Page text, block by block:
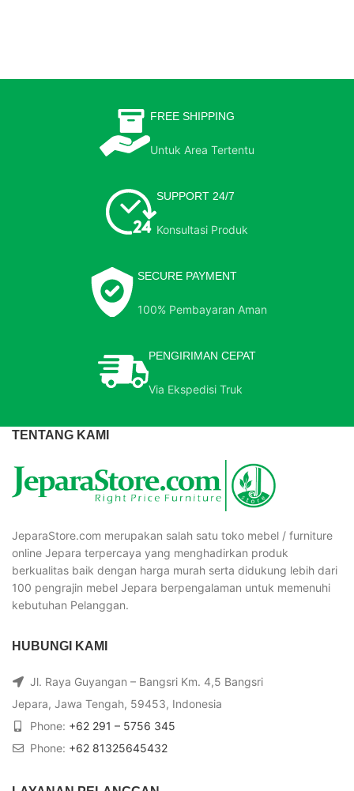
FREE SHIPPING
Untuk Area Tertentu
SUPPORT 24/7
Konsultasi Produk
SECURE PAYMENT
100% Pembayaran Aman
PENGIRIMAN CEPAT
Via Ekspedisi Truk
TENTANG KAMI
JeparaStore.com merupakan salah satu toko mebel / furniture
online Jepara terpercaya yang menghadirkan produk
berkualitas baik dengan harga murah serta didukung lebih dari
100 pengrajin mebel Jepara berpengalaman untuk memenuhi
kebutuhan Pelanggan.
HUBUNGI KAMI
Jl. Raya Guyangan – Bangsri Km. 4,5 Bangsri
Jepara, Jawa Tengah, 59453, Indonesia
Phone: +62 291 – 5756 345
Phone: +62 81325645432